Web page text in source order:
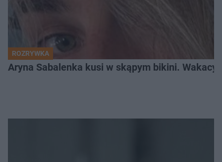
ROZRYWKA
Aryna Sabalenka kusi w skąpym bikini.